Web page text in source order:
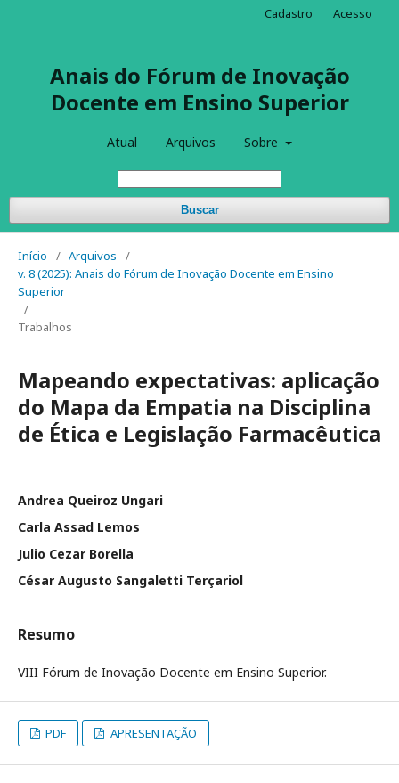
Anais do Fórum de Inovação
Docente em Ensino Superior
Atual Arquivos Sobre
Buscar
Cadastro Acesso
Início / Arquivos
/
v. 8 (2025): Anais do Fórum de Inovação Docente em Ensino
Superior
/
Trabalhos
Mapeando expectativas: aplicação
do Mapa da Empatia na Disciplina
de Ética e Legislação Farmacêutica
Andrea Queiroz Ungari
Carla Assad Lemos
Julio Cezar Borella
César Augusto Sangaletti Terçariol
Resumo
VIII Fórum de Inovação Docente em Ensino Superior.
PDF APRESENTAÇÃO